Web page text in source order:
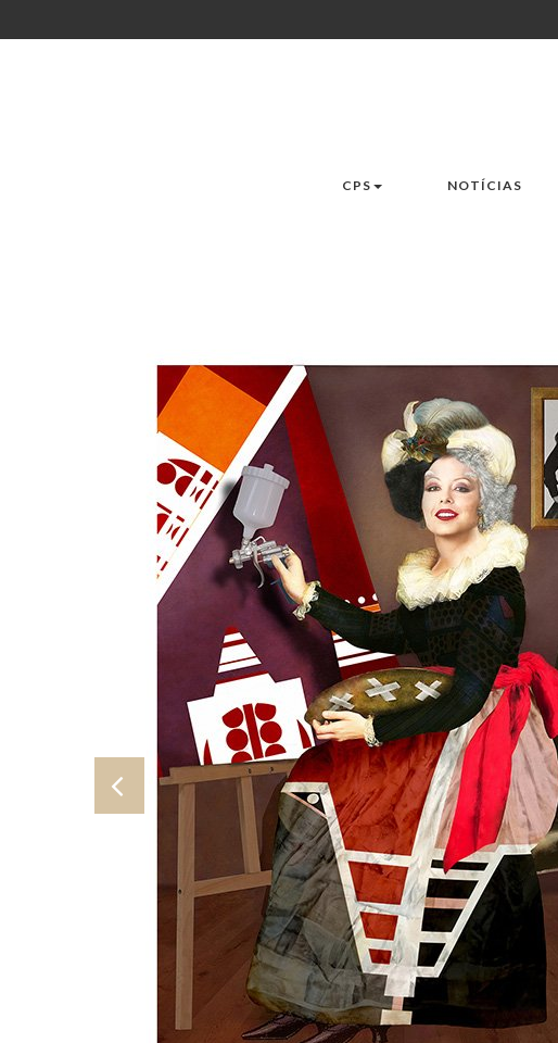
CPS NOTÍCIAS